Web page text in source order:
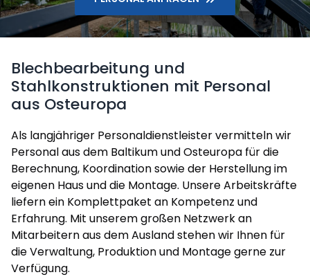
Blechbearbeitung und
Stahlkonstruktionen mit Personal
aus Osteuropa
Als langjähriger Personaldienstleister vermitteln wir
Personal aus dem Baltikum und Osteuropa für die
Berechnung, Koordination sowie der Herstellung im
eigenen Haus und die Montage. Unsere Arbeitskräfte
liefern ein Komplettpaket an Kompetenz und
Erfahrung. Mit unserem großen Netzwerk an
Mitarbeitern aus dem Ausland stehen wir Ihnen für
die Verwaltung, Produktion und Montage gerne zur
Verfügung.